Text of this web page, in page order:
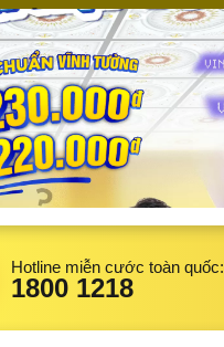
Hotline miễn cước toàn quốc:
1800 1218
Khung/Tấm/Phụ kiện